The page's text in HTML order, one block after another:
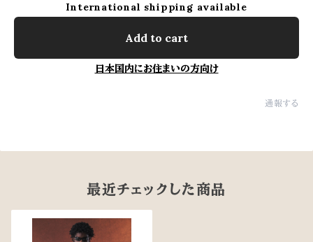
International shipping available
Add to cart
日本国内にお住まいの方向け
通報する
最近チェックした商品